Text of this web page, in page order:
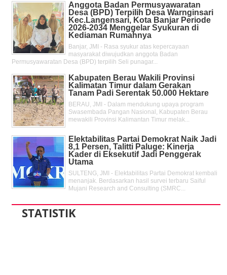
Anggota Badan Permusyawaratan
Desa (BPD) Terpilih Desa Warnginsari
Kec.Langensari, Kota Banjar Periode
2026-2034 Menggelar Syukuran di
Kediaman Rumahnya
Banjar, JMI - Rasa syukur atas kepercayaan
masyarakat diwujudkan anggota Badan
Permusyawaratan Desa (BPD) terpilih Seli punagar...
Kabupaten Berau Wakili Provinsi
Kalimatan Timur dalam Gerakan
Tanam Padi Serentak 50.000 Hektare
BERAU, JMI - Dalam mendukung upaya program
Swasembada Pangan Nasional, Kabupaten Berau
mewakili Provinsi Kalimantan Timur melak...
Elektabilitas Partai Demokrat Naik Jadi
8,1 Persen, Talitti Paluge: Kinerja
Kader di Eksekutif Jadi Penggerak
Utama
SULTENG, JMI - Elektabilitas Partai Demokrat kembali
menanjak. Berdasarkan hasil survei terbaru Saiful
Mujani Research and Consulting (SMRC...
STATISTIK